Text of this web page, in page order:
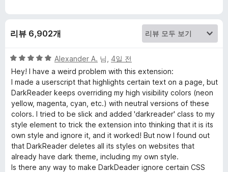
r
에
대
한
리
뷰
에
점
리뷰 6,902개
5
점
만
점
에
5
점
Alexander A. 님, 4일 전
Hey! I have a weird problem with this extension:
I made a userscript that highlights certain text on a page, but
DarkReader keeps overriding my high visibility colors (neon
yellow, magenta, cyan, etc.) with neutral versions of these
colors. I tried to be slick and added 'darkreader' class to my
style element to trick the extension into thinking that it is its
own style and ignore it, and it worked! But now I found out
that DarkReader deletes all its styles on websites that
already have dark theme, including my own style.
Is there any way to make DarkDeader ignore certain CSS